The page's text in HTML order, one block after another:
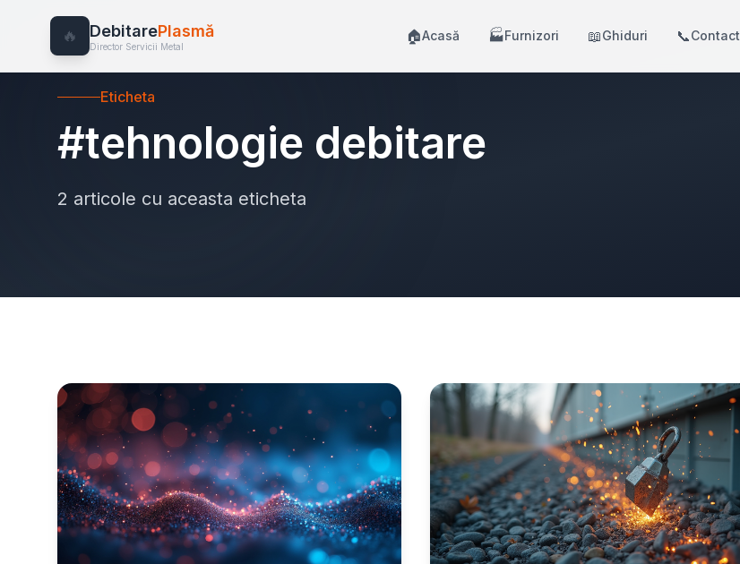
🔥 DebitarePlasmă
Director Servicii Metal
🏠Acasă 🏭Furnizori 📖Ghiduri 📞Contact
Eticheta
#tehnologie debitare
2 articole cu aceasta eticheta